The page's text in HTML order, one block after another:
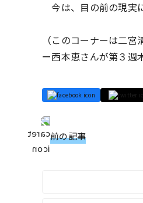
今は、目の前の現実
（このコーナーは二
ー西本恵さんが第３週
前の記事